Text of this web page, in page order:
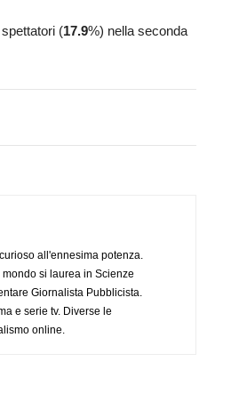
spettatori (17.9%) nella seconda
all'ennesima potenza.
si laurea in Scienze
Giornalista Pubblicista.
e serie tv. Diverse le
online.